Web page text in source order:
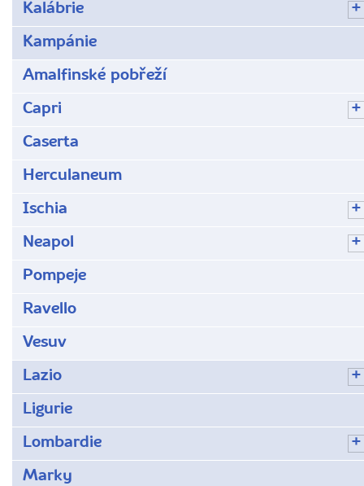
Kalábrie
Kampánie
Amalfinské pobřeží
Capri
Caserta
Herculaneum
Ischia
Neapol
Pompeje
Ravello
Vesuv
Lazio
Ligurie
Lombardie
Marky